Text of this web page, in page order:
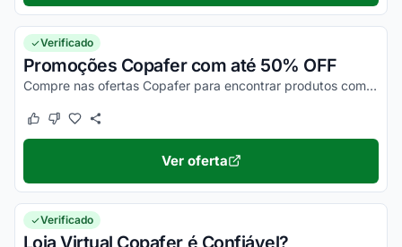
Verificado
Promoções Copafer com até 50% OFF
Compre nas ofertas Copafer para encontrar produtos com a máxima economia!
Este cupom funcionou
Este cupom não funcionou
Ver oferta
Verificado
Loja Virtual Copafer é Confiável?